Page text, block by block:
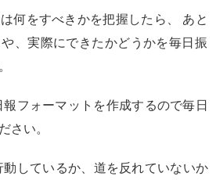
何をすべきかを把握したら、 あと
、実際にできたかどうかを毎日振
フォーマットを作成するので毎日
さい。
動しているか、道を反れていないか